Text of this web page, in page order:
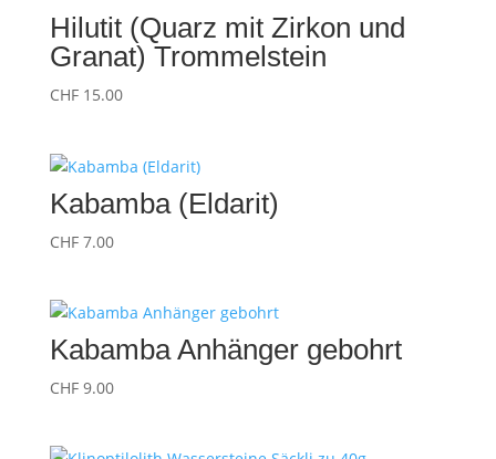
Hilutit (Quarz mit Zirkon und
Granat) Trommelstein
CHF15.00
Kabamba (Eldarit)
CHF7.00
Kabamba Anhänger gebohrt
CHF9.00